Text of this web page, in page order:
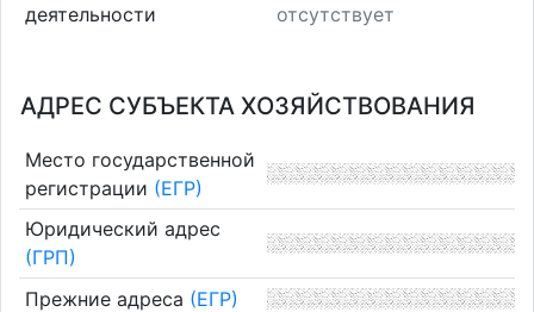
деятельности
отсутствует
АДРЕС СУБЪЕКТА ХОЗЯЙСТВОВАНИЯ
Место государственной
регистрации (ЕГР)
Юридический адрес
(ГРП)
Прежние адреса (ЕГР)